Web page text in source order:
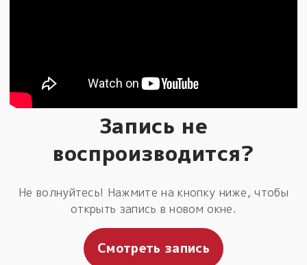
Запись не
воспроизводится?
Не волнуйтесь! Нажмите на кнопку ниже, чтобы
открыть запись в новом окне.
Смотреть запись